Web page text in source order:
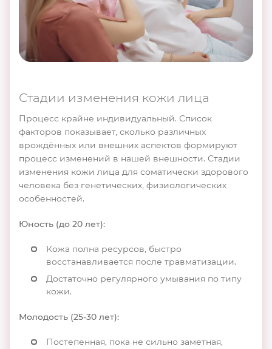
Стадии изменения кожи лица
Процесс крайне индивидуальный. Список
факторов показывает, сколько различных
врождённых или внешних аспектов формируют
процесс изменений в нашей внешности. Стадии
изменения кожи лица для соматически здорового
человека без генетических, физиологических
особенностей.
Юность (до 20 лет):
Кожа полна ресурсов, быстро
восстанавливается после травматизации.
Достаточно регулярного умывания по типу
кожи.
Молодость (25-30 лет):
Постепенная, пока не сильно заметная,